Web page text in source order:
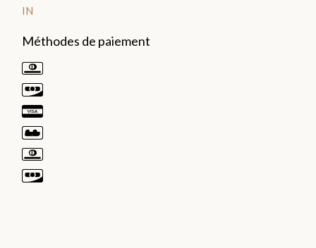
LES
PLA
NTA
IN
Méthodes de paiement